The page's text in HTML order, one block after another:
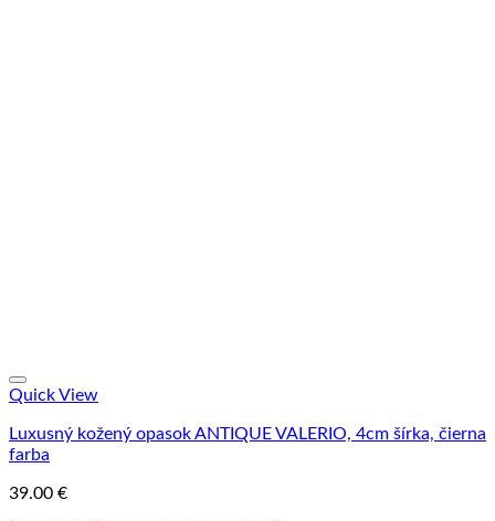
Quick View
Luxusný kožený opasok ANTIQUE VALERIO, 4cm šírka, čierna
farba
39.00 €